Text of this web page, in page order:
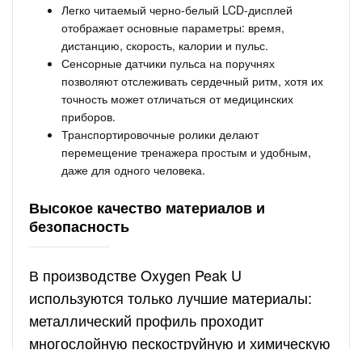
Легко читаемый черно-белый LCD-дисплей
отображает основные параметры: время,
дистанцию, скорость, калории и пульс.
Сенсорные датчики пульса на поручнях
позволяют отслеживать сердечный ритм, хотя их
точность может отличаться от медицинских
приборов.
Транспортировочные ролики делают
перемещение тренажера простым и удобным,
даже для одного человека.
Высокое качество материалов и
безопасность
В производстве Oxygen Peak U
используются только лучшие материалы:
металлический профиль проходит
многослойную пескоструйную и химическую